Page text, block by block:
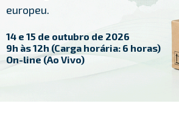
europeu.
14 e 15 de outubro de 2026
9h às 12h (Carga horária: 6 horas)
On-line (Ao Vivo)